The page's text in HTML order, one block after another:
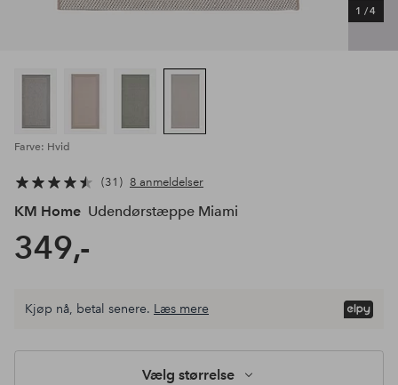
1 /4
Farve: Hvid
31 8 anmeldelser
KM Home Udendørstæppe Miami
349,-
størrelse
Læg i
Kjøp nå, betal senere. Læs mere
Vælg størrelse